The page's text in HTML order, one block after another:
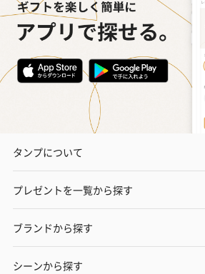
タンプについて
プレゼントを一覧から探す
ブランドから探す
シーンから探す